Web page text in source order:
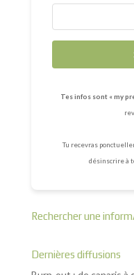
Tes infos sont « my
Tu recevras
désinscrire à
Rechercher une
Dernières diffusions